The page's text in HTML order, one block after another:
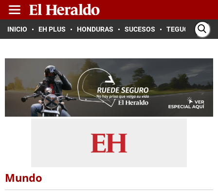
INICIO EH PLUS HONDURAS SUCESOS TEGUCIGALPA
Mundo